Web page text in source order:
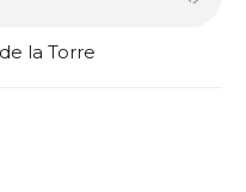
la Torre